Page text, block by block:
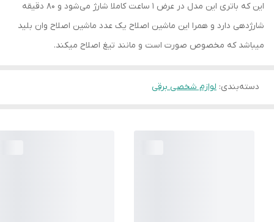
این که باتری این مدل در عرض 1 ساعت کاملا شارژ می‌شود و 80 دقیقه
شارژدهی دارد و همرا این ماشین اصلاح یک عدد ماشین اصلاح وان بلید
میباشد که مخصوص صورت است و مانند تیغ اصلاح میکند.
دسته‌بندی: لوازم شخصی برقی